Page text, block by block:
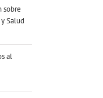
sobre
Salud
al